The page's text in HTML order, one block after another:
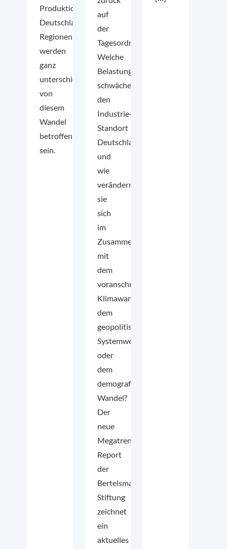
Produktion.
Deutschlands
Regionen
werden
ganz
unterschiedlich
von
diesem
Wandel
betroffen
sein.
auf
der
Tagesordnung.
Welche
Belastungsfaktoren
schwächen
den
Industrie-
Standort
Deutschland
und
wie
verändern
sie
sich
im
Zusammenhang
mit
dem
voranschreitenden
Klimawandel,
dem
geopolitischen
Systemwettbewerb
oder
dem
demografischen
Wandel?
Der
neue
Megatrend-
Report
der
Bertelsmann
Stiftung
zeichnet
ein
aktuelles